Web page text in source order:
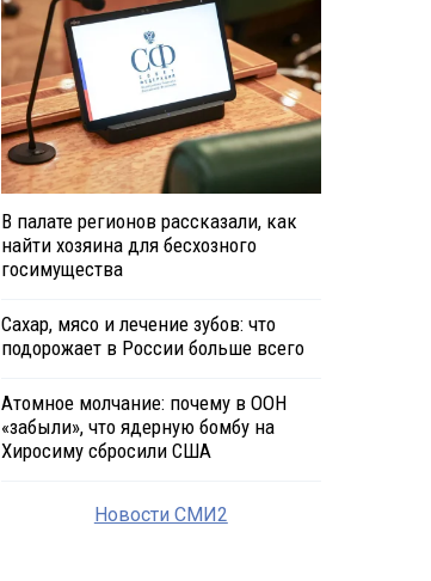
В палате регионов рассказали, как
найти хозяина для бесхозного
госимущества
Сахар, мясо и лечение зубов: что
подорожает в России больше всего
Атомное молчание: почему в ООН
«забыли», что ядерную бомбу на
Хиросиму сбросили США
Новости СМИ2